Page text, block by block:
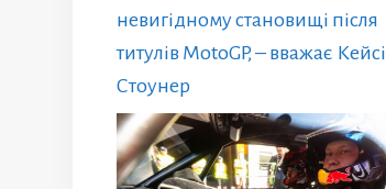
невигідному становищі після
титулів MotoGP, – вважає Кейсі
Стоунер